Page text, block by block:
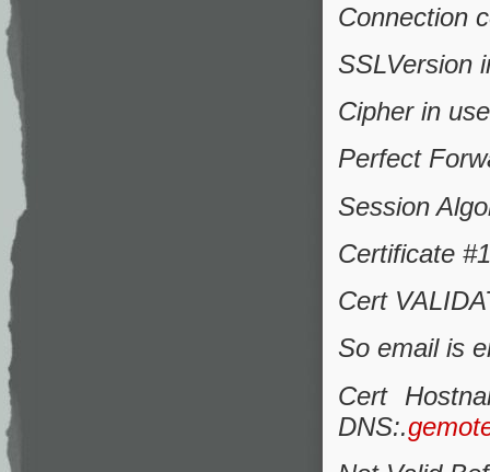
Connection
SSLVersion
Cipher in
Perfect
Session
Certificate
Cert
So email is
Cert
DNS:.